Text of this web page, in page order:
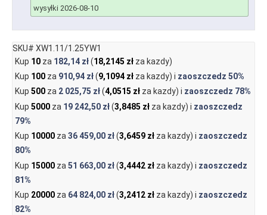
wysyłki 2026-08-10
SKU# XW1.11/1.25YW1
Kup 10za 182,14 zł(18,2145 złza kazdy)
Kup 100za 910,94 zł(9,1094 złza kazdy) i zaoszczedz 50%
Kup 500za 2 025,75 zł(4,0515 złza kazdy) i zaoszczedz 78%
Kup 5000za 19 242,50 zł(3,8485 złza kazdy) i zaoszczedz
79%
Kup 10000za36 459,00 zł(3,6459 złza kazdy) i zaoszczedz
80%
Kup 15000za 51 663,00 zł(3,4442 złza kazdy) i zaoszczedz
81%
Kup 20000za 64 824,00 zł(3,2412 złza kazdy) i zaoszczedz
82%